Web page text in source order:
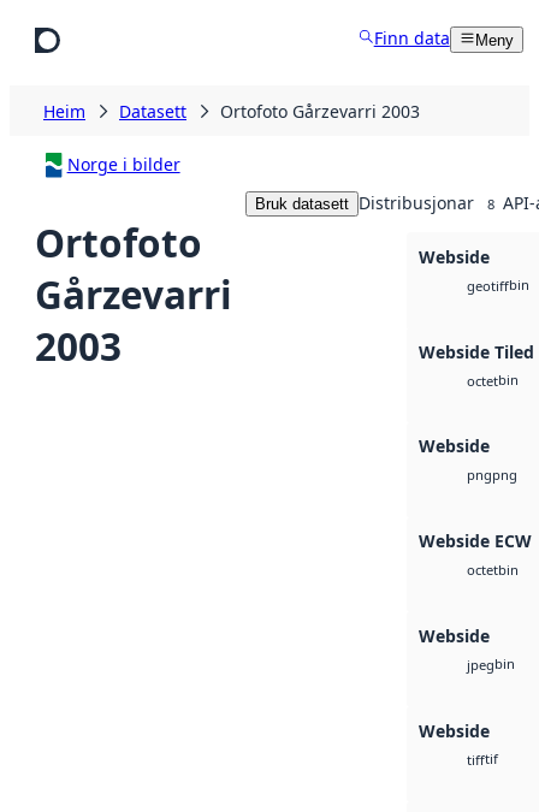
Finn data Meny
Heim Datasett Ortofoto Gårzevarri 2003
Norge i bilder
Ortofoto
Gårzevarri
2003
Bruk datasett Distribusjonar 8
Webside
geotiffbin
Webside Tiled
octetbin
Webside
pngpng
Webside ECW
octetbin
Webside
jpegbin
Webside
tifftif